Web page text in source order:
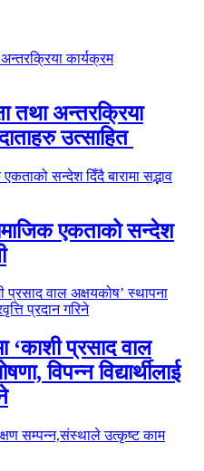
तथा अन्तरक्रिया
उत्साहित
एकताको सन्देश
‘काशी प्रसाद वाल
विपन्न विद्यार्थीलाई